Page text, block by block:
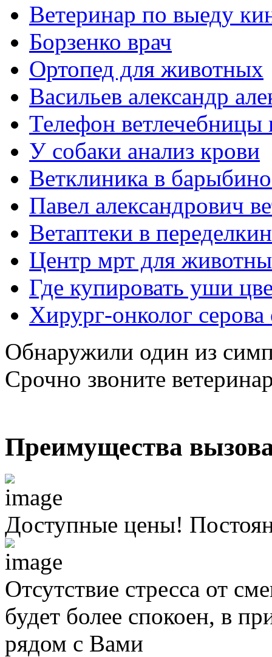
Ветеринар по выеду
Борзенко врач
Ортопед для животных
Васильев александр
Телефон ветлечебницы
У собаки анализ крови
Ветклиника в
Павел александрович
Ветаптеки в
Центр мрт для
Где купировать уши
Хирург-онколог
Обнаружили один из
Срочно звоните
Преимущества
Доступные цены!
Отсутствие стресса от
будет более спокоен, в
рядом с Вами